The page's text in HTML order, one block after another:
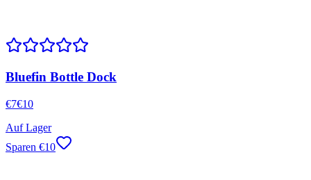
Bluefin Bottle Dock
€7€10
Auf Lager
Sparen €10